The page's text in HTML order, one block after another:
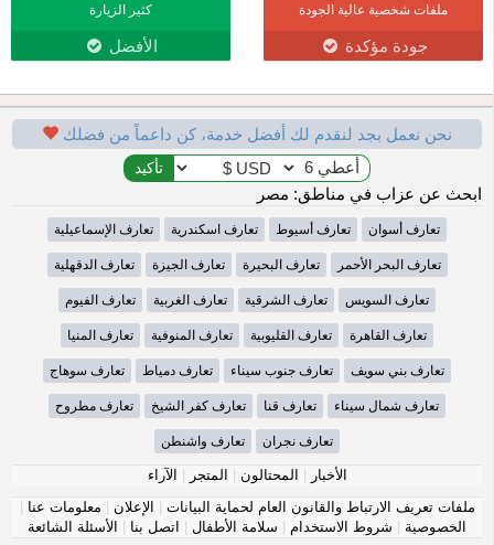
ملفات شخصية عالية الجودة
جودة مؤكدة
كثير الزيارة
الأفضل
نحن نعمل بجد لنقدم لك أفضل خدمة، كن داعماً من فضلك
ابحث عن عزاب في مناطق: مصر
تعارف أسوان تعارف أسيوط تعارف اسكندرية تعارف الإسماعيلية
تعارف البحر الأحمر تعارف البحيرة تعارف الجيزة تعارف الدقهلية
تعارف السويس تعارف الشرقية تعارف الغربية تعارف الفيوم
تعارف القاهرة تعارف القليوبية تعارف المنوفية تعارف المنيا
تعارف بني سويف تعارف جنوب سيناء تعارف دمياط تعارف سوهاج
تعارف شمال سيناء تعارف قنا تعارف كفر الشيخ تعارف مطروح
تعارف نجران تعارف واشنطن
الأخبار | المحتالون | المتجر | الآراء
ملفات تعريف الارتباط والقانون العام لحماية البيانات | الإعلان | معلومات عنا |
الخصوصية | شروط الاستخدام | سلامة الأطفال | اتصل بنا | الأسئلة الشائعة